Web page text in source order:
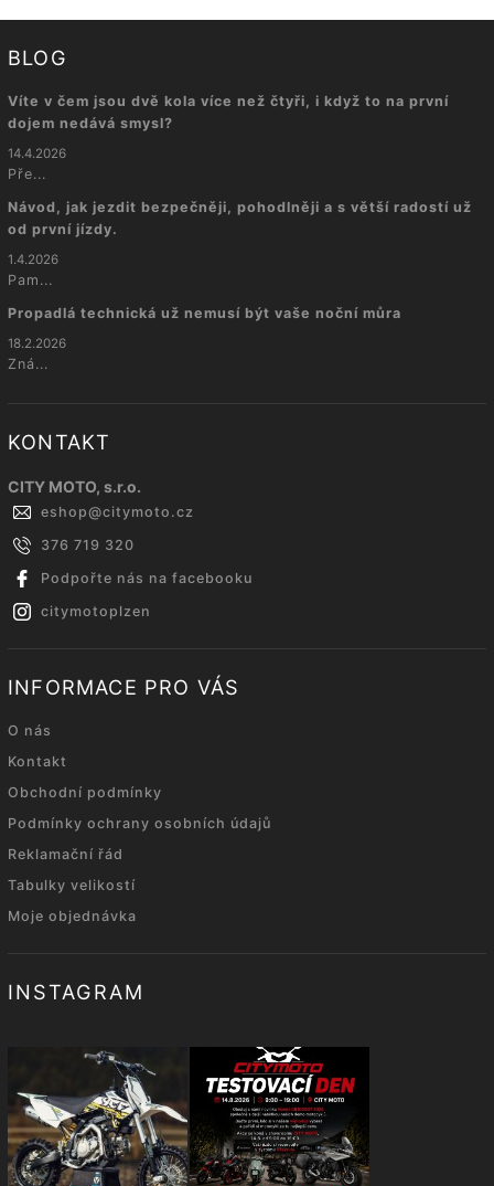
BLOG
Víte v čem jsou dvě kola více než čtyři, i když to na první
dojem nedává smysl?
14.4.2026
Pře...
Návod, jak jezdit bezpečněji, pohodlněji a s větší radostí už
od první jízdy.
1.4.2026
Pam...
Propadlá technická už nemusí být vaše noční můra
18.2.2026
Zná...
KONTAKT
CITY MOTO, s.r.o.
eshop@citymoto.cz
376 719 320
Podpořte nás na facebooku
citymotoplzen
INFORMACE PRO VÁS
O nás
Kontakt
Obchodní podmínky
Podmínky ochrany osobních údajů
Reklamační řád
Tabulky velikostí
Moje objednávka
INSTAGRAM